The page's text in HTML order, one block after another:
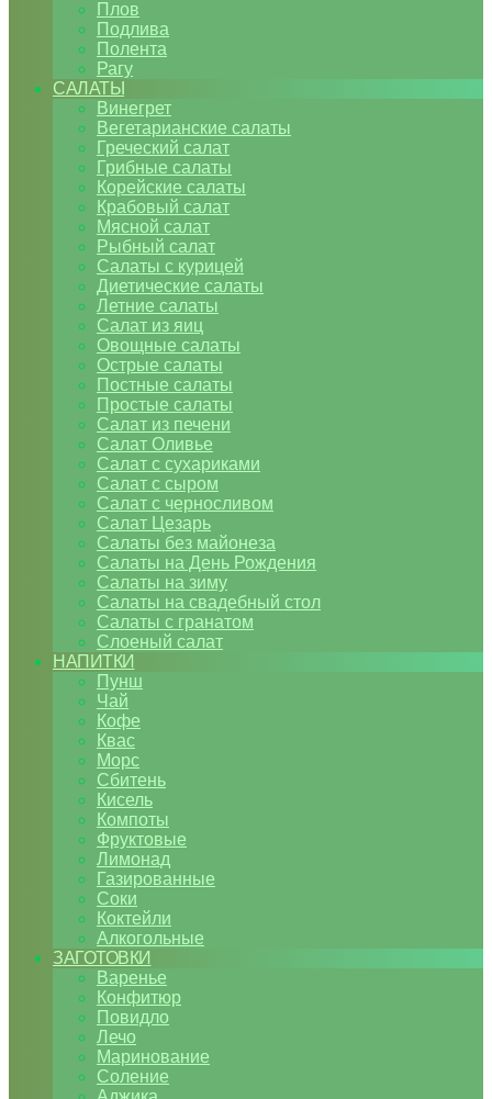
Плов
Подлива
Полента
Рагу
САЛАТЫ
Винегрет
Вегетарианские салаты
Греческий салат
Грибные салаты
Корейские салаты
Крабовый салат
Мясной салат
Рыбный салат
Салаты с курицей
Диетические салаты
Летние салаты
Салат из яиц
Овощные салаты
Острые салаты
Постные салаты
Простые салаты
Салат из печени
Салат Оливье
Салат с сухариками
Салат с сыром
Салат с черносливом
Салат Цезарь
Салаты без майонеза
Салаты на День Рождения
Салаты на зиму
Салаты на свадебный стол
Салаты с гранатом
Слоеный салат
НАПИТКИ
Пунш
Чай
Кофе
Квас
Морс
Сбитень
Кисель
Компоты
Фруктовые
Лимонад
Газированные
Соки
Коктейли
Алкогольные
ЗАГОТОВКИ
Варенье
Конфитюр
Повидло
Лечо
Маринование
Соление